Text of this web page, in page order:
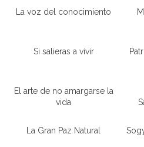
La voz del conocimiento
Si salieras a vivir
El arte de no amargarse la
vida
La Gran Paz Natural